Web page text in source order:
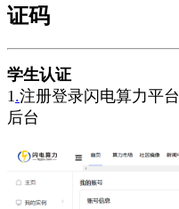
证码
学生认证
1 .注册登录闪电算力平台
后台